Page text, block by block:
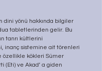
dini yönü hakkında bilgiler
tabletlerinden gelir. Bu
tanrı kültlerini
inanç sistemine ait törenleri
özellikle kökleri Sümer
(Eti) ve Akad’ a giden